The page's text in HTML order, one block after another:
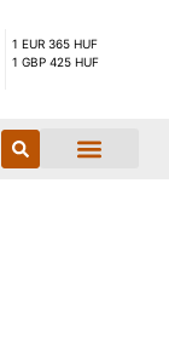
1 EUR 365 HUF
1 GBP 425 HUF